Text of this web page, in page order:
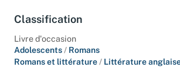
Classification
Livre d'occasion
Adolescents / Romans
Romans et littérature / Littérature